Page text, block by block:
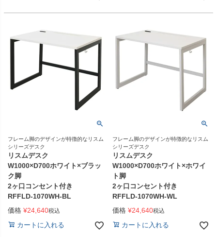
フレーム脚のデザインが特徴的なリスム
シリーズデスク
リスムデスク
W1000×D700ホワイト×ブラッ
ク脚
2ヶ口コンセント付き
RFFLD-1070WH-BL
価格 ¥24,640税込
カートに入れる
フレーム脚のデザインが特徴的なリスム
シリーズデスク
リスムデスク
W1000×D700ホワイト×ホワイ
ト脚
2ヶ口コンセント付き
RFFLD-1070WH-WL
価格 ¥24,640税込
カートに入れる